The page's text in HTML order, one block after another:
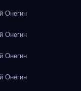
Онегин
Онегин
Онегин
Онегин